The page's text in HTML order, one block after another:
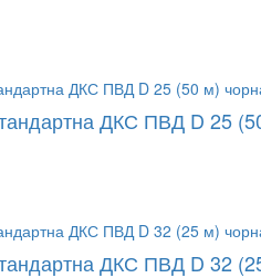
ДКС ПВД D 25
ДКС ПВД D 32